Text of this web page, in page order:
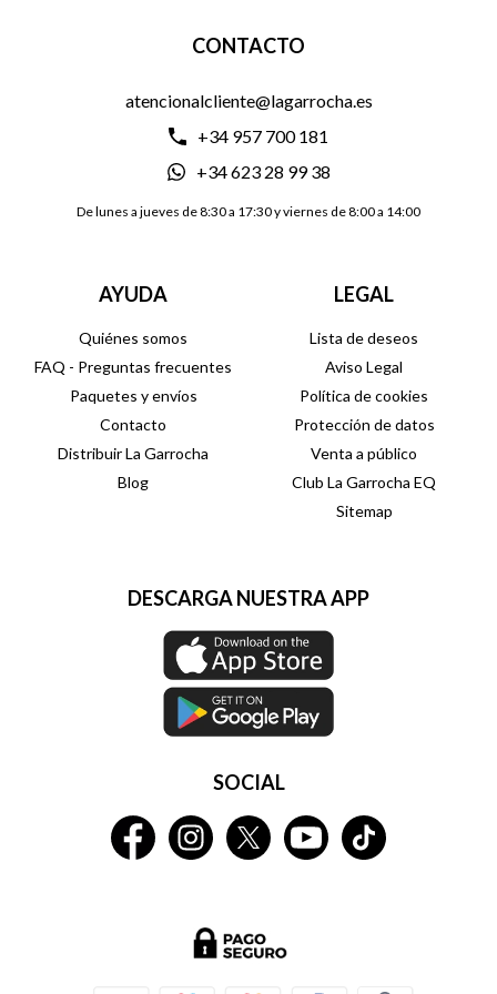
CONTACTO
atencionalcliente@lagarrocha.es
+34 957 700 181
+34 623 28 99 38
De lunes a jueves de 8:30 a 17:30 y viernes de 8:00 a 14:00
AYUDA
Quiénes somos
FAQ - Preguntas frecuentes
Paquetes y envíos
Contacto
Distribuir La Garrocha
Blog
LEGAL
Lista de deseos
Aviso Legal
Política de cookies
Protección de datos
Venta a público
Club La Garrocha EQ
Sitemap
DESCARGA NUESTRA APP
SOCIAL